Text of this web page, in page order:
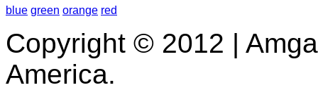
blue green orange red
Copyright © 2012 |
America.